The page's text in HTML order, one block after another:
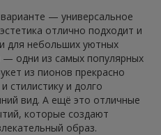
— универсальное
отлично подходит и
для небольших уютных
одни из самых популярных
из пионов прекрасно
стилистику и долго
вид. А ещё это отличные
которые создают
образ.